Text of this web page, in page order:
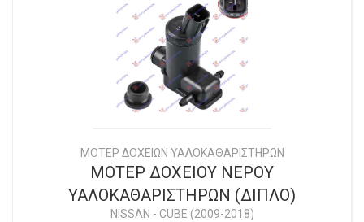
ΜΟΤΕΡ ΔΟΧΕΙΩΝ ΥΑΛΟΚΑΘΑΡΙΣΤΗΡΩΝ
ΜΟΤΕΡ ΔΟΧΕΙΟΥ ΝΕΡΟΥ
ΥΑΛΟΚΑΘΑΡΙΣΤΗΡΩΝ (ΔΙΠΛΟ)
NISSAN - CUBE (2009-2018)